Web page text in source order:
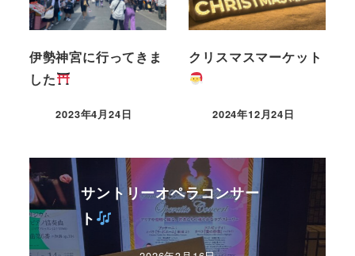
伊勢神宮に行ってきま
した
2023年4月24日
クリスマスマーケット
2024年12月24日
サントリーオペラコンサー
ト